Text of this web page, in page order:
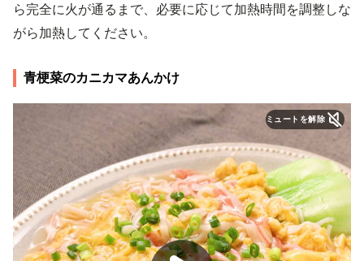
ら完全に火が通るまで、必要に応じて加熱時間を調整しな
がら加熱してください。
青梗菜のカニカマあんかけ
ミュートを解除